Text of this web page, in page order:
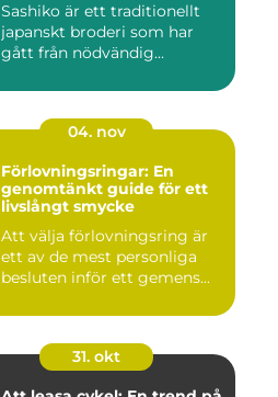
Sashiko är ett traditionellt
japanskt broderi som har
gått från nödvändig...
04. nov
Förlovningsringar: En
genomtänkt guide för ett
livslångt smycke
Att välja förlovningsring är
ett av de mest personliga
besluten inför ett gemens...
31. okt